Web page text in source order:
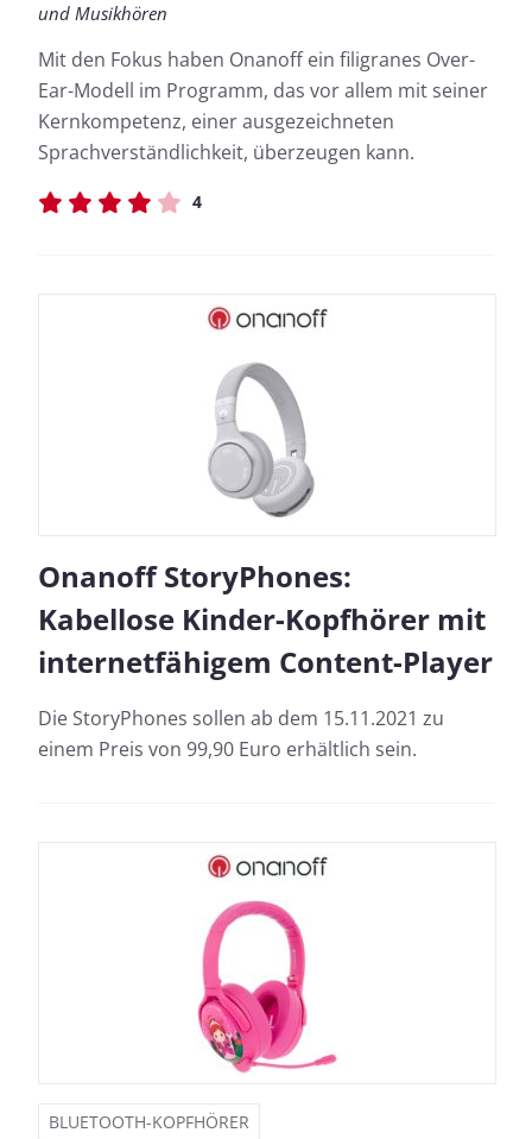
und Musikhören
Mit den Fokus haben Onanoff ein filigranes Over-
Ear-Modell im Programm, das vor allem mit seiner
Kernkompetenz, einer ausgezeichneten
Sprachverständlichkeit, überzeugen kann.
4
Onanoff StoryPhones:
Kabellose Kinder-Kopfhörer mit
internetfähigem Content-Player
Die StoryPhones sollen ab dem 15.11.2021 zu
einem Preis von 99,90 Euro erhältlich sein.
BLUETOOTH-KOPFHÖRER